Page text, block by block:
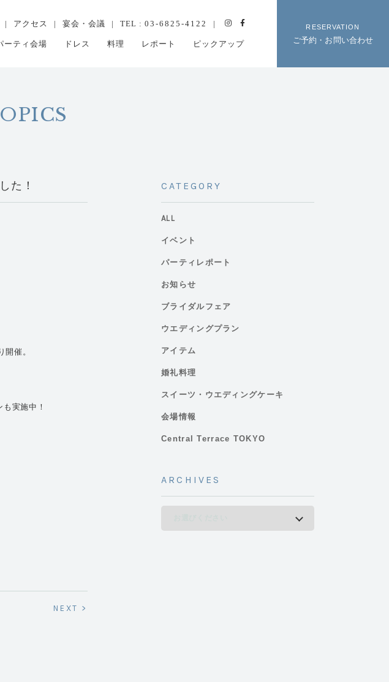
アクセス 宴会・会議 TEL :03-6825-4122
ーティ会場 ドレス 料理 レポート ピックアップ
RESERVATION
ご予約・お問い合わせ
た！
催。
実施中！
NEXT >
CATEGORY
ALL
イベント
パーティレポート
お知らせ
ブライダルフェア
ウエディングプラン
アイテム
婚礼料理
スイーツ・ウエディングケーキ
会場情報
Central Terrace TOKYO
ARCHIVES